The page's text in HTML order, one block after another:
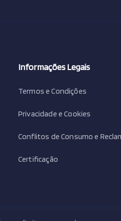
Informações Legais
Termos e Condições
Privacidade e Cookies
Conflitos de Consumo e
Certificação